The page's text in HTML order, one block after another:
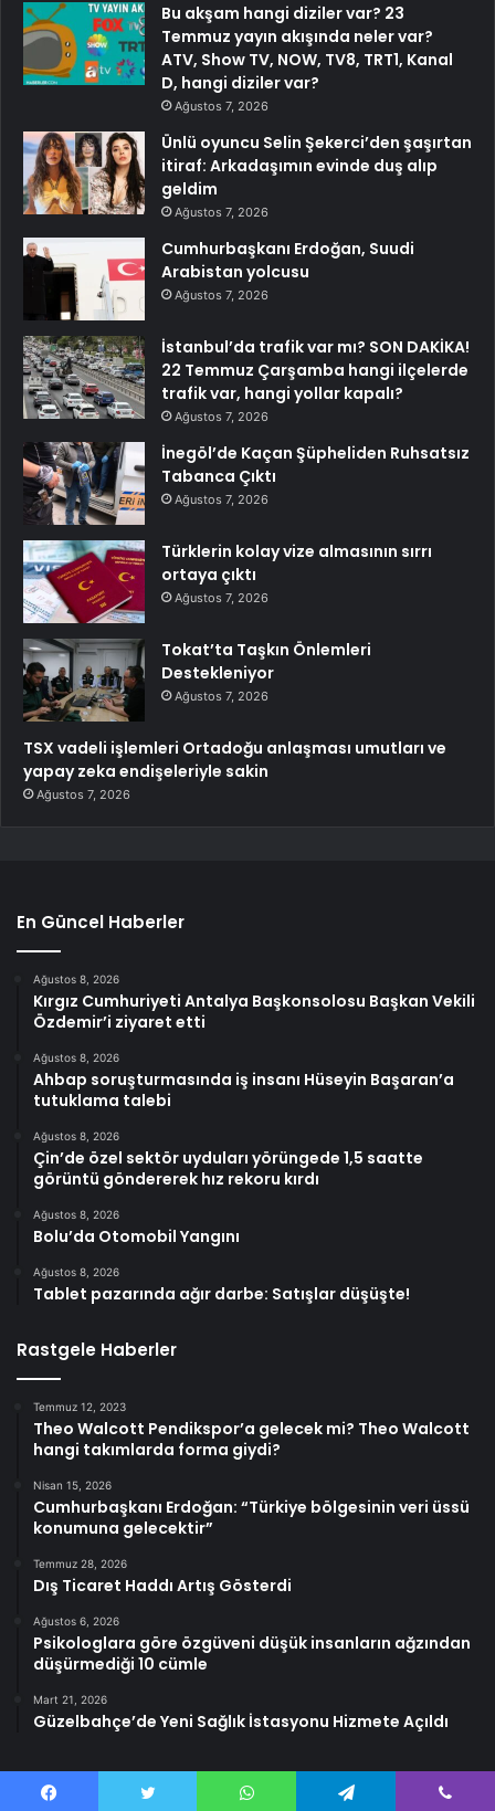
Bu akşam hangi diziler var? 23
Temmuz yayın akışında neler var?
ATV, Show TV, NOW, TV8, TRT1, Kanal
D, hangi diziler var?
Ağustos 7, 2026
Ünlü oyuncu Selin Şekerci’den şaşırtan
itiraf: Arkadaşımın evinde duş alıp
geldim
Ağustos 7, 2026
Cumhurbaşkanı Erdoğan, Suudi
Arabistan yolcusu
Ağustos 7, 2026
İstanbul’da trafik var mı? SON DAKİKA!
22 Temmuz Çarşamba hangi ilçelerde
trafik var, hangi yollar kapalı?
Ağustos 7, 2026
İnegöl’de Kaçan Şüpheliden Ruhsatsız
Tabanca Çıktı
Ağustos 7, 2026
Türklerin kolay vize almasının sırrı
ortaya çıktı
Ağustos 7, 2026
Tokat’ta Taşkın Önlemleri
Destekleniyor
Ağustos 7, 2026
TSX vadeli işlemleri Ortadoğu anlaşması umutları ve
yapay zeka endişeleriyle sakin
Ağustos 7, 2026
En Güncel Haberler
Ağustos 8, 2026
Kırgız Cumhuriyeti Antalya Başkonsolosu Başkan Vekili
Özdemir’i ziyaret etti
Ağustos 8, 2026
Ahbap soruşturmasında iş insanı Hüseyin Başaran’a
tutuklama talebi
Ağustos 8, 2026
Çin’de özel sektör uyduları yörüngede 1,5 saatte
görüntü göndererek hız rekoru kırdı
Ağustos 8, 2026
Bolu’da Otomobil Yangını
Ağustos 8, 2026
Tablet pazarında ağır darbe: Satışlar düşüşte!
Rastgele Haberler
Temmuz 12, 2023
Theo Walcott Pendikspor’a gelecek mi? Theo Walcott
hangi takımlarda forma giydi?
Nisan 15, 2026
Cumhurbaşkanı Erdoğan: “Türkiye bölgesinin veri üssü
konumuna gelecektir”
Temmuz 28, 2026
Dış Ticaret Haddı Artış Gösterdi
Ağustos 6, 2026
Psikologlara göre özgüveni düşük insanların ağzından
düşürmediği 10 cümle
Mart 21, 2026
Güzelbahçe’de Yeni Sağlık İstasyonu Hizmete Açıldı